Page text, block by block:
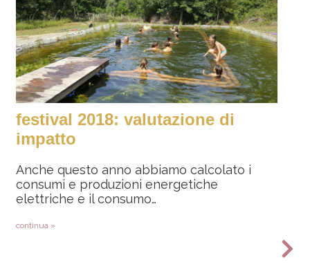
festival 2018: valutazione di
impatto
Anche questo anno abbiamo calcolato i
consumi e produzioni energetiche
elettriche e il consumo…
continua »